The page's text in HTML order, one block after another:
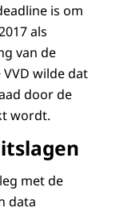
is om
als
van de
wilde dat
door de
wordt.
met de
data